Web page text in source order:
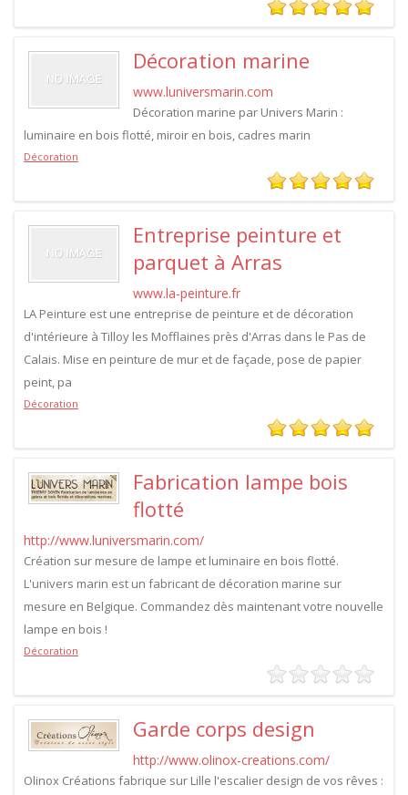
Décoration marine
www.luniversmarin.com
Décoration marine par Univers Marin :
luminaire en bois flotté, miroir en bois, cadres marin
Décoration
Entreprise peinture et
parquet à Arras
www.la-peinture.fr
LA Peinture est une entreprise de peinture et de décoration
d'intérieure à Tilloy les Mofflaines près d'Arras dans le Pas de
Calais. Mise en peinture de mur et de façade, pose de papier
peint, pa
Décoration
Fabrication lampe bois
flotté
http://www.luniversmarin.com/
Création sur mesure de lampe et luminaire en bois flotté.
L'univers marin est un fabricant de décoration marine sur
mesure en Belgique. Commandez dès maintenant votre nouvelle
lampe en bois !
Décoration
Garde corps design
http://www.olinox-creations.com/
Olinox Créations fabrique sur Lille l'escalier design de vos rêves :